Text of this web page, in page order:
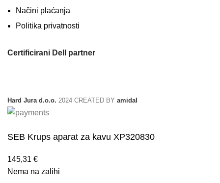
Načini plaćanja
Politika privatnosti
Certificirani Dell partner
Hard Jura d.o.o. 2024 CREATED BY amidal
SEB Krups aparat za kavu XP320830
145,31 €
Nema na zalihi